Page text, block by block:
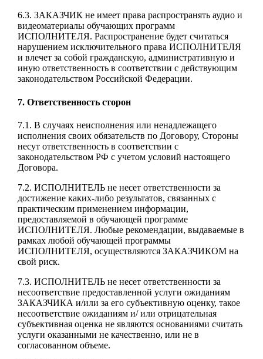
6.3. ЗАКАЗЧИК не имеет права распространять аудио и
видеоматериалы обучающих программ
ИСПОЛНИТЕЛЯ. Распространение будет считаться
нарушением исключительного права ИСПОЛНИТЕЛЯ
и влечет за собой гражданскую, административную и
иную ответственность в соответствии с действующим
законодательством Российской Федерации.
7. Ответственность сторон
7.1. В случаях неисполнения или ненадлежащего
исполнения своих обязательств по Договору, Стороны
несут ответственность в соответствии с
законодательством РФ с учетом условий настоящего
Договора.
7.2. ИСПОЛНИТЕЛЬ не несет ответственности за
достижение каких-либо результатов, связанных с
практическим применением информации,
предоставляемой в обучающей программе
ИСПОЛНИТЕЛЯ. Любые рекомендации, выдаваемые в
рамках любой обучающей программы
ИСПОЛНИТЕЛЯ, осуществляются ЗАКАЗЧИКОМ на
свой риск.
7.3. ИСПОЛНИТЕЛЬ не несет ответственности за
несоответствие предоставленной услуги ожиданиям
ЗАКАЗЧИКА и/или за его субъективную оценку, такое
несоответствие ожиданиям и/ или отрицательная
субъективная оценка не являются основаниями считать
услуги оказанными не качественно, или не в
согласованном объеме.